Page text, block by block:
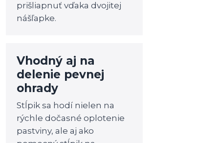
prišliapnuť vďaka dvojitej
nášľapke.
Vhodný aj na
delenie pevnej
ohrady
Stĺpik sa hodí nielen na
rýchle dočasné oplotenie
pastviny, ale aj ako